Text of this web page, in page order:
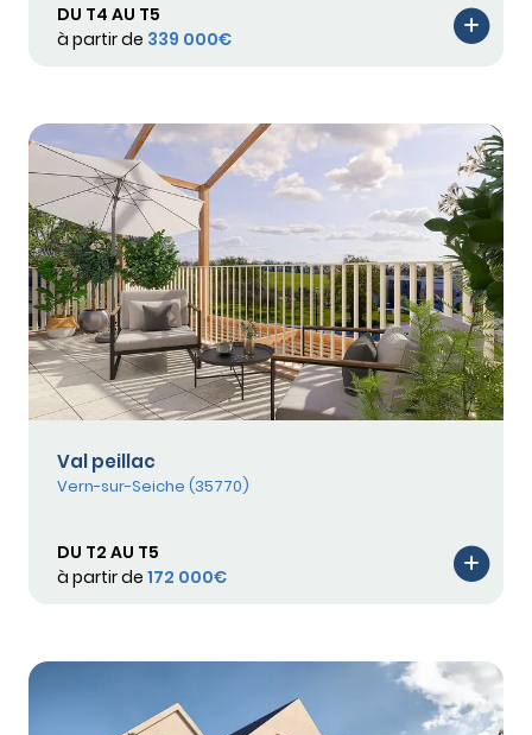
DU T4 AU T5
à partir de 339 000€
Val peillac
Vern-sur-Seiche (35770)
DU T2 AU T5
à partir de 172 000€